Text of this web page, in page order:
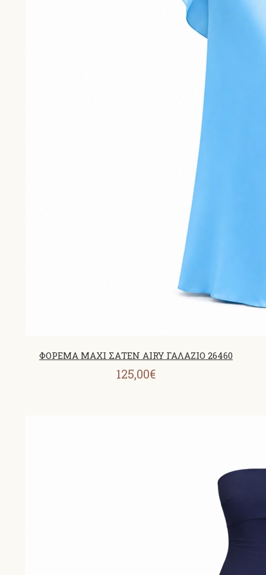
ΦΟΡΕΜΑ MAXI ΣΑΤΕΝ AIRY ΓΑΛΑΖΙΟ 26460
125,00€